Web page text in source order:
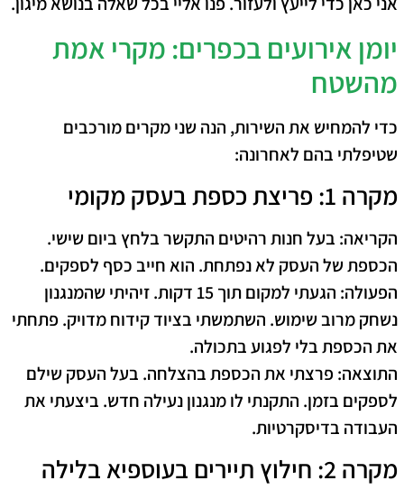
יומן אירועים בכפרים: מקרי אמת
מהשטח
כדי להמחיש את השירות, הנה שני מקרים מורכבים
שטיפלתי בהם לאחרונה:
מקרה 1: פריצת כספת בעסק מקומי
הקריאה: בעל חנות רהיטים התקשר בלחץ ביום שישי.
הכספת של העסק לא נפתחת. הוא חייב כסף לספקים.
הפעולה:
הגעתי למקום תוך 15 דקות. זיהיתי שהמנגנון
נשחק מרוב שימוש. השתמשתי בציוד קידוח מדויק. פתחתי
את הכספת בלי לפגוע בתכולה.
התוצאה: פרצתי את הכספת בהצלחה. בעל העסק שילם
לספקים בזמן. התקנתי לו מנגנון נעילה חדש. ביצעתי את
העבודה בדיסקרטיות.
מקרה 2: חילוץ תיירים בעוספיא בלילה